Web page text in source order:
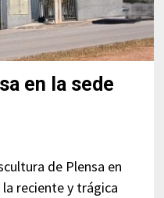
en la sede
de Plensa en
reciente y trágica